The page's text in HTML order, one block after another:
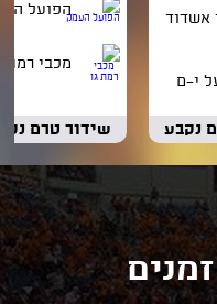
אשדוד
י-ם
נקבע
הפועל
מכבי רמת
שידור טרם